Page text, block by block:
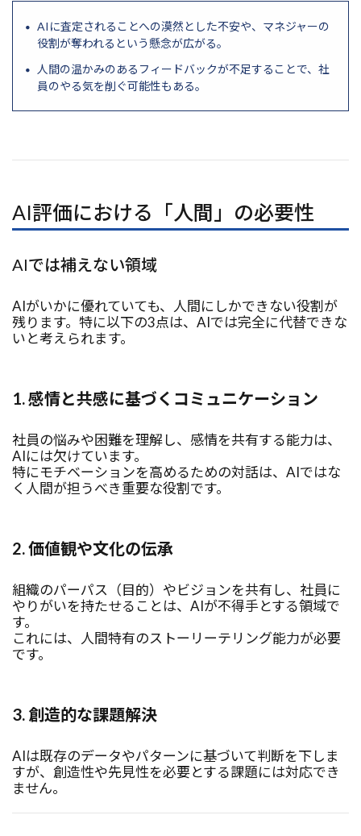
AIに査定されることへの漠然とした不安や、マネジャーの
役割が奪われるという懸念が広がる。
人間の温かみのあるフィードバックが不足することで、社
員のやる気を削ぐ可能性もある。
AI評価における「人間」の必要性
AIでは補えない領域
AIがいかに優れていても、人間にしかできない役割が
残ります。特に以下の3点は、AIでは完全に代替できな
いと考えられます。
1. 感情と共感に基づくコミュニケーション
社員の悩みや困難を理解し、感情を共有する能力は、
AIには欠けています。
特にモチベーションを高めるための対話は、AIではな
く人間が担うべき重要な役割です。
2. 価値観や文化の伝承
組織のパーパス（目的）やビジョンを共有し、社員に
やりがいを持たせることは、AIが不得手とする領域で
す。
これには、人間特有のストーリーテリング能力が必要
です。
3. 創造的な課題解決
AIは既存のデータやパターンに基づいて判断を下しま
すが、創造性や先見性を必要とする課題には対応でき
ません。